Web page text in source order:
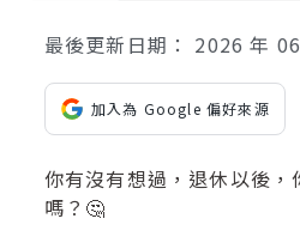
最後更新日期： 2026 年
加入為 Google 偏好來源
你有沒有想過，退休以後
嗎？🤔